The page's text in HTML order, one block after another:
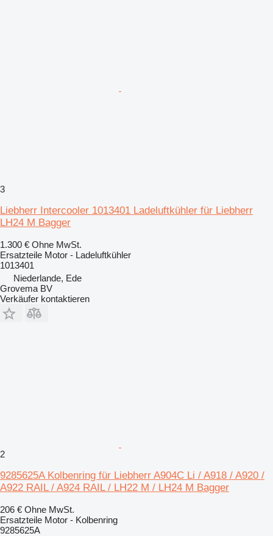
3
Liebherr Intercooler 1013401 Ladeluftkühler für Liebherr
LH24 M Bagger
1.300 € Ohne MwSt.
Ersatzteile Motor - Ladeluftkühler
1013401
Niederlande, Ede
Grovema BV
Verkäufer kontaktieren
2
9285625A Kolbenring für Liebherr A904C Li / A918 / A920 /
A922 RAIL / A924 RAIL / LH22 M / LH24 M Bagger
206 € Ohne MwSt.
Ersatzteile Motor - Kolbenring
9285625A